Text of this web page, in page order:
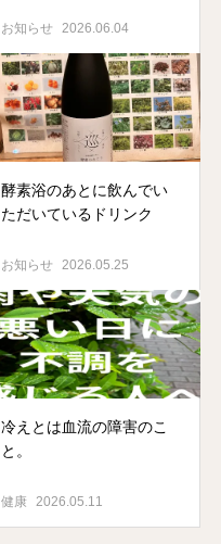
お知らせ 2026.06.04
酵素浴のあとに飲んでい
ただいているドリンク
お知らせ 2026.05.25
冷えとは血流の障害のこ
と。
健康 2026.05.11